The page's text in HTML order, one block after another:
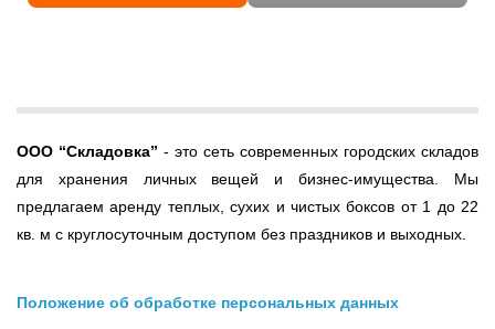
ООО “Складовка” - это сеть современных городских складов
для хранения личных вещей и бизнес-имущества. Мы
предлагаем аренду теплых, сухих и чистых боксов от 1 до 22
кв. м с круглосуточным доступом без праздников и выходных.
Положение об обработке персональных данных